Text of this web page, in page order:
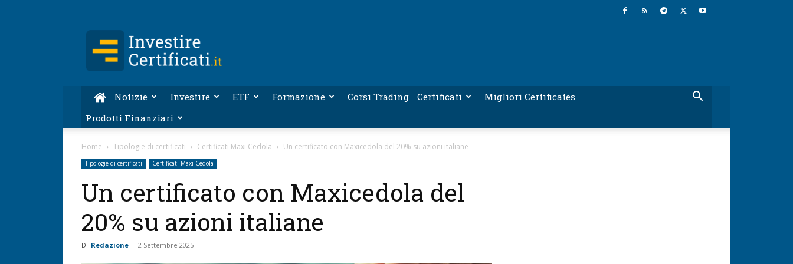
Certificati.it
Notizie Investire ETF Formazione Corsi Trading Certificati
Migliori Certificates
Prodotti Finanziari
Home Tipologie di certificati Certificati Maxi Cedola Un certificato con Maxicedola del 20% su azioni italiane
Tipologie di certificati Certificati Maxi Cedola
Un certificato con Maxicedola del
20% su azioni italiane
Di Redazione - 2 Settembre 2025